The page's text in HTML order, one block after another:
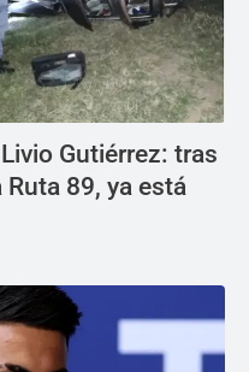
Gutiérrez: tras
89, ya está